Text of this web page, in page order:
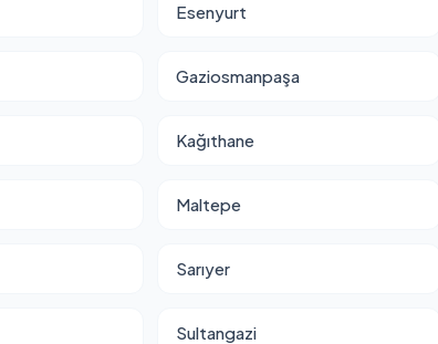
Esenyurt
Gaziosmanpaşa
Kağıthane
Maltepe
Sarıyer
Sultangazi